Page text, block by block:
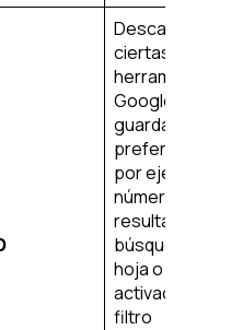
Descargar
ciertas
herramientas
Google y
guardar
preferencias,
por ejemplo,
número de
resultados de
búsqueda por
hoja o la
activación del
filtro